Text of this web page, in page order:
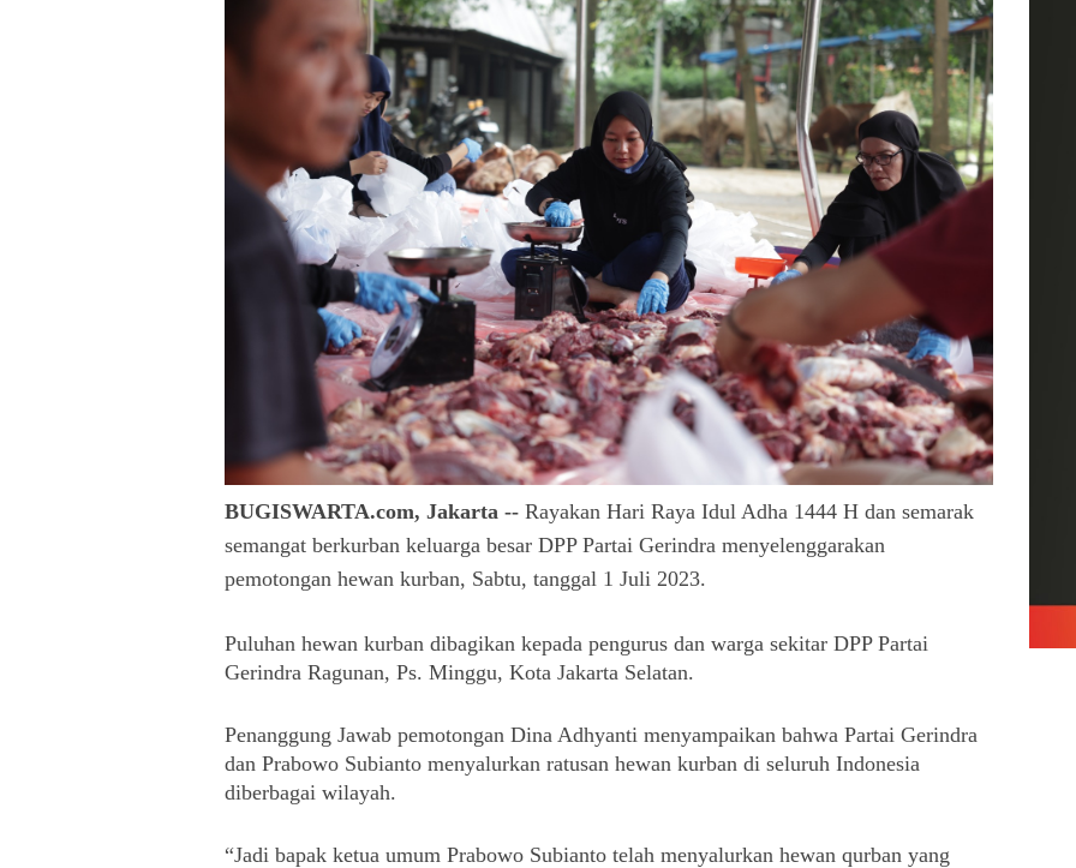
BUGISWARTA.com, Jakarta -- Rayakan Hari Raya Idul Adha 1444 H dan semarak
semangat berkurban keluarga besar DPP Partai Gerindra menyelenggarakan
pemotongan hewan kurban, Sabtu, tanggal 1 Juli 2023.
Puluhan hewan kurban dibagikan kepada pengurus dan warga sekitar DPP Partai
Gerindra Ragunan, Ps. Minggu, Kota Jakarta Selatan.
Penanggung Jawab pemotongan Dina Adhyanti menyampaikan bahwa Partai Gerindra
dan Prabowo Subianto menyalurkan ratusan hewan kurban di seluruh Indonesia
diberbagai wilayah.
“Jadi bapak ketua umum Prabowo Subianto telah menyalurkan hewan qurban yang